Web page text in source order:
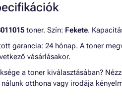
toner. Szín: Fekete.
garancia: 24 hónap. A toner
vásárlásakor.
a toner kiválasztásában?
otthona vagy irodája